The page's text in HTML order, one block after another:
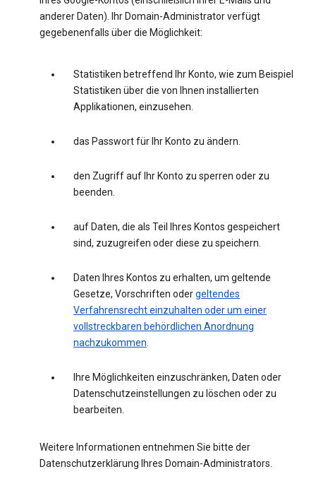
anderer Daten). Ihr Domain-Administrator verfügt
gegebenenfalls über die Möglichkeit:
Statistiken betreffend Ihr Konto, wie zum Beispiel
Statistiken über die von Ihnen installierten
Applikationen, einzusehen.
das Passwort für Ihr Konto zu ändern.
den Zugriff auf Ihr Konto zu sperren oder zu
beenden.
auf Daten, die als Teil Ihres Kontos gespeichert
sind, zuzugreifen oder diese zu speichern.
Daten Ihres Kontos zu erhalten, um geltende
Gesetze, Vorschriften odergeltendes
Verfahrensrecht einzuhalten oder um einer
vollstreckbaren behördlichen Anordnung
nachzukommen.
Ihre Möglichkeiten einzuschränken, Daten oder
Datenschutzeinstellungen zu löschen oder zu
bearbeiten.
Weitere Informationen entnehmen Sie bitte der
Datenschutzerklärung Ihres Domain-Administrators.